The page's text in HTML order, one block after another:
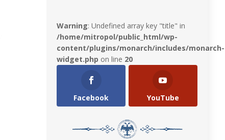
Warning: Undefined array key "title" in
/home/mitropol/public_html/wp-
content/plugins/monarch/includes/monarch-
widget.php on line 20
Facebook YouTube